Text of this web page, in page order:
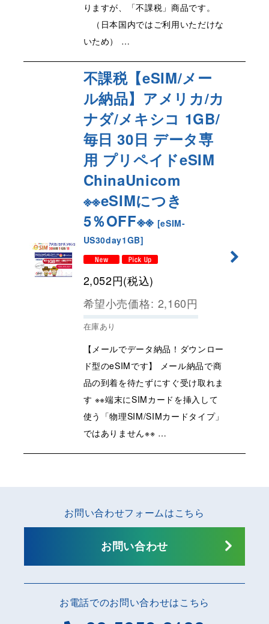
りますが、「不課税」商品です。
（日本国内ではご利用いただけな
いため） …
不課税【eSIM/メー
ル納品】アメリカ/カ
ナダ/メキシコ 1GB/
毎日 30日 データ専
用 プリペイドeSIM
ChinaUnicom
※※eSIMにつき
5％OFF※※ [eSIM-
US30day1GB]
2,052円(税込)
希望小売価格: 2,160円
在庫あり
【メールでデータ納品！ダウンロー
ド型のeSIMです】 メール納品で商
品の到着を待たずにすぐ受け取れま
す ※※端末にSIMカードを挿入して
使う「物理SIM/SIMカードタイプ」
ではありません※※ …
お電話でのお問い合わせはこちら
お問い合わせフォームはこちら
お問い合わせ